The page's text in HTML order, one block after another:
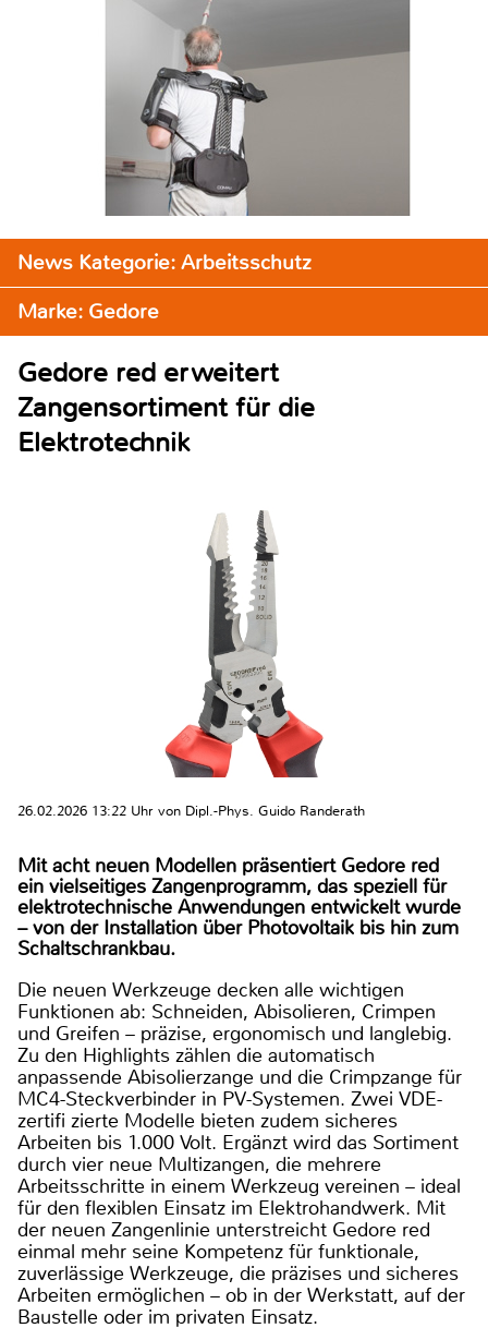
News Kategorie: Arbeitsschutz
Marke: Gedore
Gedore red erweitert
Zangensortiment für die
Elektrotechnik
26.02.2026 13:22 Uhr von Dipl.-Phys. Guido Randerath
Mit acht neuen Modellen präsentiert Gedore red
ein vielseitiges Zangenprogramm, das speziell für
elektrotechnische Anwendungen entwickelt wurde
– von der Installation über Photovoltaik bis hin zum
Schaltschrankbau.
Die neuen Werkzeuge decken alle wichtigen
Funktionen ab: Schneiden, Abisolieren, Crimpen
und Greifen – präzise, ergonomisch und langlebig.
Zu den Highlights zählen die automatisch
anpassende Abisolierzange und die Crimpzange für
MC4-Steckverbinder in PV-Systemen. Zwei VDE-
zertifi zierte Modelle bieten zudem sicheres
Arbeiten bis 1.000 Volt. Ergänzt wird das Sortiment
durch vier neue Multizangen, die mehrere
Arbeitsschritte in einem Werkzeug vereinen – ideal
für den flexiblen Einsatz im Elektrohandwerk. Mit
der neuen Zangenlinie unterstreicht Gedore red
einmal mehr seine Kompetenz für funktionale,
zuverlässige Werkzeuge, die präzises und sicheres
Arbeiten ermöglichen – ob in der Werkstatt, auf der
Baustelle oder im privaten Einsatz.